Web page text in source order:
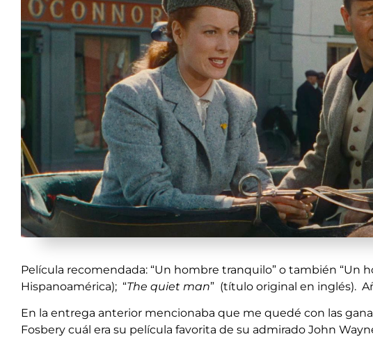
Película recomendada: “Un hombre tranquilo” o también “Un
Hispanoamérica); “The quiet man” (título original en inglés).
En la entrega anterior mencionaba que me quedé con las
Fosbery cuál era su película favorita de su admirado John